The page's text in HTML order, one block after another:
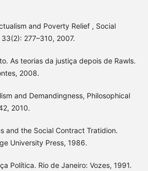
and Poverty Relief , Social
277–310, 2007.
As teorias da justiça depois de Rawls.
2008.
and Demandingness, Philosophical
2010.
and the Social Contract Tratidion.
University Press, 1986.
Política. Rio de Janeiro: Vozes, 1991.